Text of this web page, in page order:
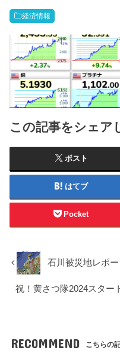
経済情報
この記事をシェア
ポスト
はてブ
Pocket
石川被災地レポ
祝！黄さつ隊2024スター
RECOMMEND こちらの